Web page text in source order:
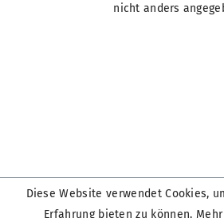
nicht anders
Diese Website verwendet Cookies,
Erfahrung bieten zu können.